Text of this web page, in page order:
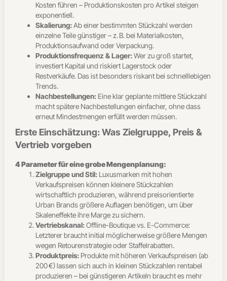
Kosten führen – Produktionskosten pro Artikel steigen
exponentiell.
Skalierung:Ab einer bestimmten Stückzahl werden
einzelne Teile günstiger – z. B. bei Materialkosten,
Produktionsaufwand oder Verpackung.
Produktionsfrequenz & Lager:Wer zu groß startet,
investiert Kapital und riskiert Lagerstock oder
Restverkäufe. Das ist besonders riskant bei schnelllebigen
Trends.
Nachbestellungen: Eine klar geplante mittlere Stückzahl
macht spätere Nachbestellungen einfacher, ohne dass
erneut Mindestmengen erfüllt werden müssen.
Erste Einschätzung: Was Zielgruppe, Preis &
Vertrieb vorgeben
4 Parameter für eine grobe Mengenplanung:
Zielgruppe und Stil: Luxusmarken mit hohen
Verkaufspreisen können kleinere Stückzahlen
wirtschaftlich produzieren, während preisorientierte
Urban Brands größere Auflagen benötigen, um über
Skaleneffekte ihre Marge zu sichern.
Vertriebskanal:Offline-Boutique vs. E-Commerce:
Letzterer braucht initial möglicherweise größere Mengen
wegen Retourenstrategie oder Staffelrabatten.
Produktpreis: Produkte mit höheren Verkaufspreisen (ab
200 €) lassen sich auch in kleinen Stückzahlen rentabel
produzieren – bei günstigeren Artikeln braucht es mehr